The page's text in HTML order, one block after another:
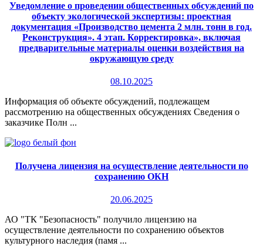
Уведомление о проведении общественных обсуждений по
объекту экологической экспертизы: проектная
документация «Производство цемента 2 млн. тонн в год.
Реконструкция». 4 этап. Корректировка», включая
предварительные материалы оценки воздействия на
окружающую среду
08.10.2025
Информация об объекте обсуждений, подлежащем
рассмотрению на общественных обсуждениях Сведения о
заказчике Полн ...
Получена лицензия на осуществление деятельности по
сохранению ОКН
20.06.2025
АО "ТК "Безопасность" получило лицензию на
осуществление деятельности по сохранению объектов
культурного наследия (памя ...